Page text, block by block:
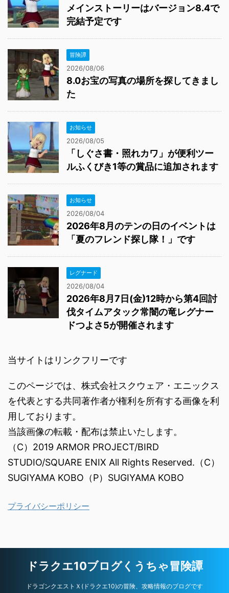
メインストーリーはバージョン8.4で
完結予定です
冒険譚
2026/08/06
8.0お宝の写真の場所を探してきまし
た
お知らせ
2026/08/05
「しぐさ書・照れカワ」が便利ツー
ルふくびき1等の賞品に追加されます
お知らせ
2026/08/04
2026年8月のテンの日のイベントは
「夏のフレンド探し隊！」です
レグナード
2026/08/04
2026年8月7日(金)12時から第4回討
伐タイムアタック常闇の竜レグナー
ドつよさ5が開催されます
当サイトはリンクフリーです
このページでは、株式会社スクウェア・エニックス
を代表とする共同著作者が権利を所有する画像を利
用しております。
当該画像の転載・配布は禁止いたします。
（C）2019 ARMOR PROJECT/BIRD
STUDIO/SQUARE ENIX All Rights Reserved.（C）
SUGIYAMA KOBO（P）SUGIYAMA KOBO
プライバシーポリシー
ドラクエ10ブログくうちゃ冒険譚
ドラゴンクエストＸ(ドラクエ10)の冒険、攻略情報のブログです